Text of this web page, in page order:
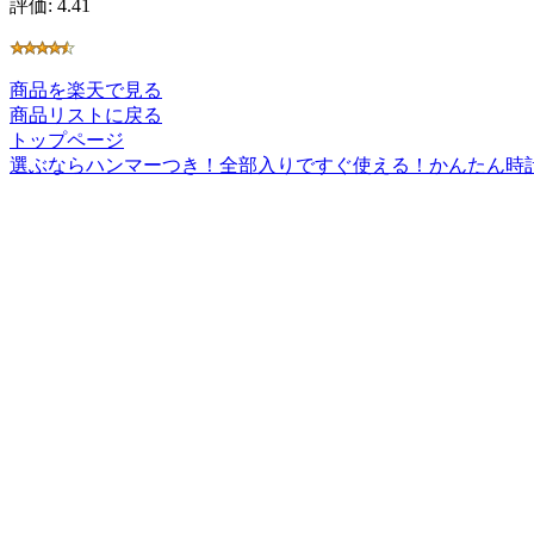
評価: 4.41
商品を楽天で見る
商品リストに戻る
トップページ
選ぶならハンマーつき！全部入りですぐ使える！かんたん時